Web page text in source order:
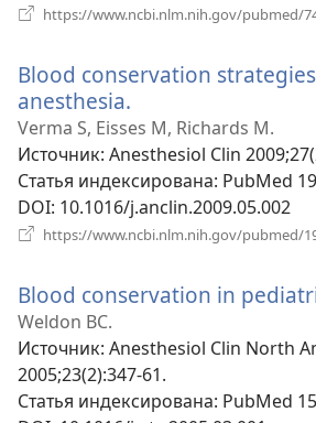
https://www.ncbi.nlm.nih.gov/pubmed/
Blood conservation
anesthesia.
в
новом
окне)
Verma S, Eisses M, Richards M.
Источник‎: Anesthesiol Clin
Статья индексирована‎: PubMed
DOI‎: 10.1016/j.anclin.2009.05.002
https://www.ncbi.nlm.nih.gov/pubmed/
Blood conservation in
Weldon BC.
Источник‎: Anesthesiol Clin North
2005;23(2):347-61.
Статья индексирована‎: PubMed